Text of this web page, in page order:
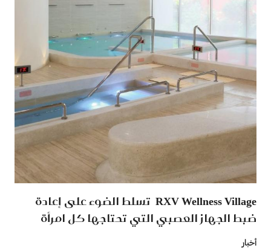
RXV Wellness Village تسلط الضوء على إعادة
ضبط الجهاز العصبي التي تحتاجها كل امرأة
أخبار